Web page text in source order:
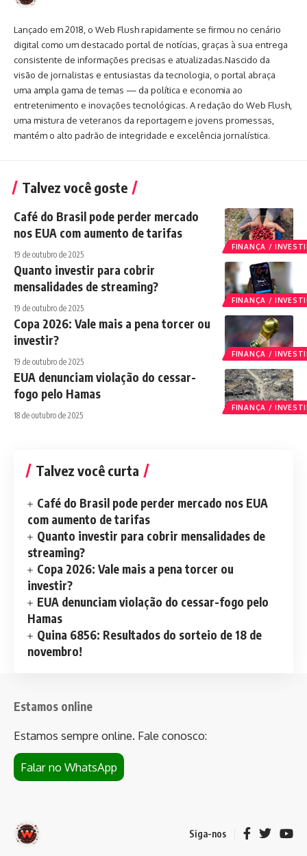
Lançado em 2018, o Web Flush rapidamente se firmou no cenário
digital como um destacado portal de notícias, graças à sua entrega
consistente de informações precisas e atualizadas.Nascido da
visão de jornalistas e entusiastas da tecnologia, o portal abraça
uma ampla gama de temas — da política e economia ao
entretenimento e inovações tecnológicas. A redação do Web Flush,
uma mistura de veteranos da reportagem e jovens promessas,
mantém o alto padrão de integridade e excelência jornalística.
Talvez você goste
FINANÇA /
Café do Brasil pode perder mercado
nos EUA com aumento de tarifas
19 de outubro de 2025
FINANÇA /
Quanto investir para cobrir
mensalidades de streaming?
19 de outubro de 2025
FINANÇA /
Copa 2026: Vale mais a pena torcer ou
investir?
19 de outubro de 2025
FINANÇA /
EUA denunciam violação do cessar-
fogo pelo Hamas
18 de outubro de 2025
Talvez você curta
Café do Brasil pode perder mercado nos EUA
com aumento de tarifas
Quanto investir para cobrir mensalidades de
streaming?
Copa 2026: Vale mais a pena torcer ou
investir?
EUA denunciam violação do cessar-fogo pelo
Hamas
Quina 6856: Resultados do sorteio de 18 de
novembro!
Estamos online
Estamos sempre online. Fale conosco:
Falar no WhatsApp
Siga-nos